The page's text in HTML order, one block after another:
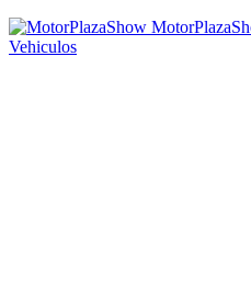
Vehiculos